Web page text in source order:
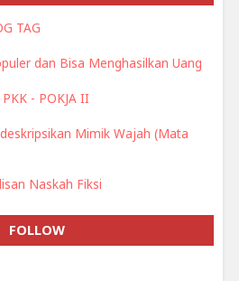
TAG
dan Bisa Menghasilkan Uang
- POKJA II
Mimik Wajah (Mata
Naskah Fiksi
FOLLOW